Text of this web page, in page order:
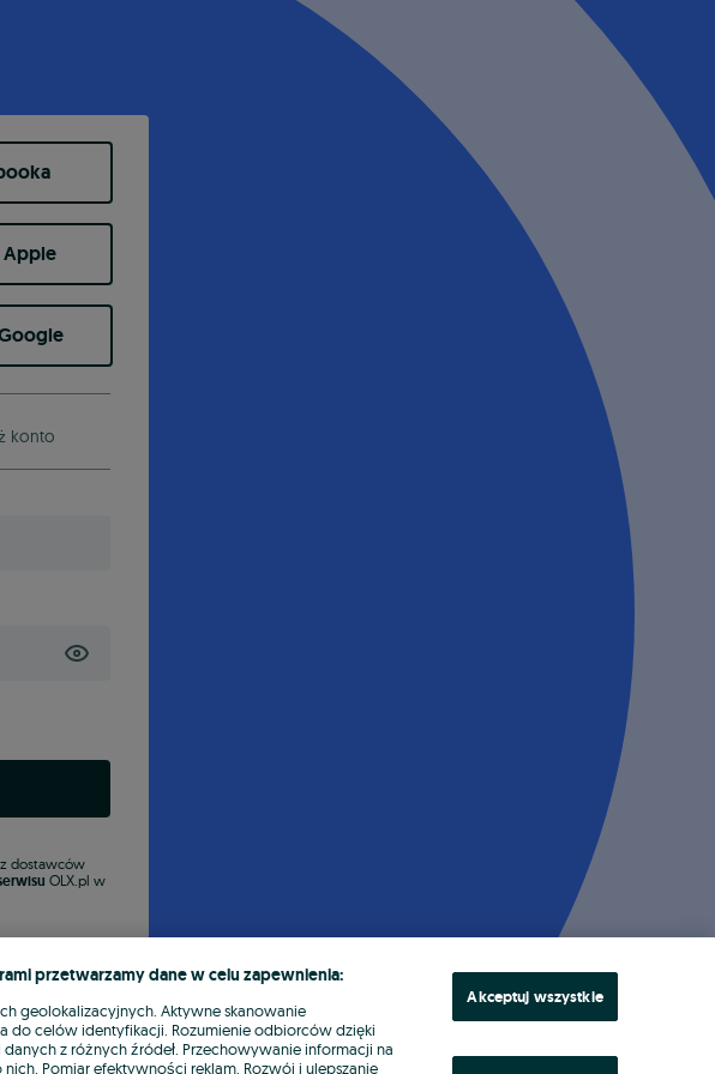
Apple
konto
dostawców
OLX.pl w
przetwarzamy dane w celu zapewnienia:
geolokalizacyjnych. Aktywne skanowanie
do celów identyfikacji. Rozumienie odbiorców dzięki
z różnych źródeł. Przechowywanie informacji na
Pomiar efektywności reklam. Rozwój i ulepszanie
Akceptuj wszystkie